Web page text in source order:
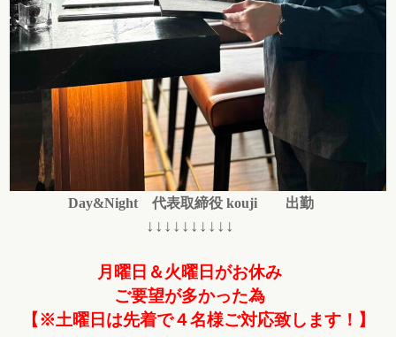
Day&Night 代表取締役 kouji 出勤
↓↓↓↓↓↓↓↓↓↓
月曜日＆火曜日がお休み
ご要望が多かった為
【※土曜日は先着で４名様ご対応致します！】